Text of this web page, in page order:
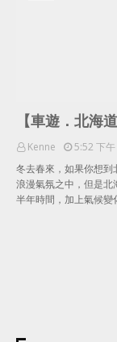
【車遊．北海
Kenne
5:52 下午
冬去春來，如果你想
浪漫氣氛之中，但是
半年時間，加上氣候